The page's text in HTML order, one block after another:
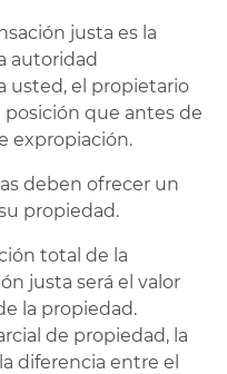
justa es la
autoridad
usted, el propietario
que antes de
expropiación.
deben ofrecer un
propiedad.
total de la
justa será el valor
la propiedad.
de propiedad, la
diferencia entre el